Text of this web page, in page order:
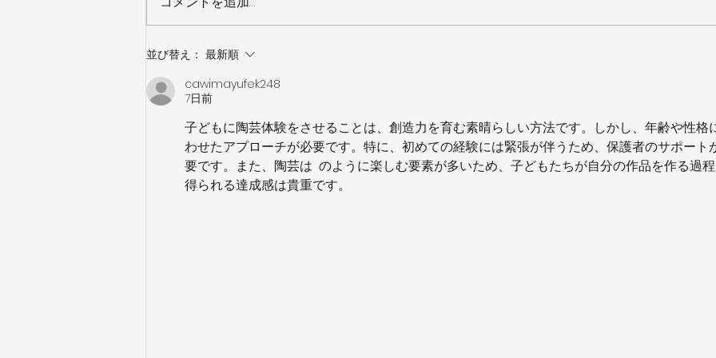
並び替え： 最新順
cawimayufek248
7日前
子どもに陶芸体験をさせることは、創造力を育む素晴らしい方法です。しかし、年齢や性格
わせたアプローチが必要です。特に、初めての経験には緊張が伴うため、保護者のサポート
要です。また、陶芸は  のように楽しむ要素が多いため、子どもたちが自分の作品を作る過
得られる達成感は貴重です。